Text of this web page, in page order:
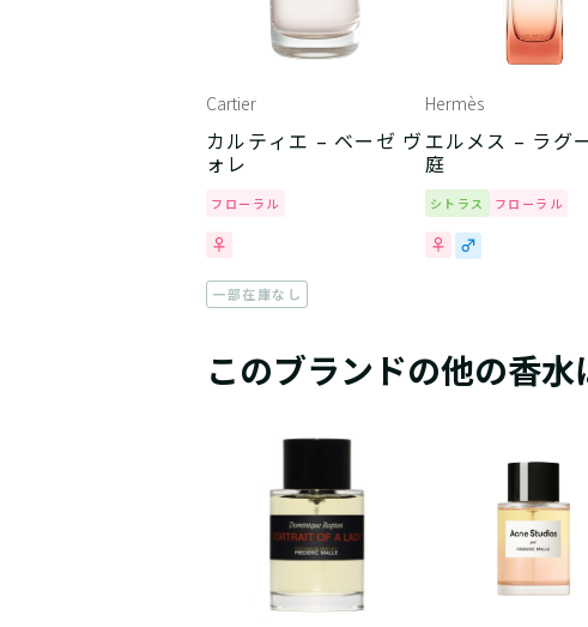
Cartier
カルティエ – ベーゼ ヴ
ォレ
フローラル
一部在庫なし
Hermès
エルメス – ラグ
庭
シトラス フローラル
このブランドの他の香水